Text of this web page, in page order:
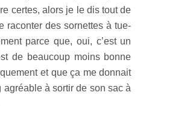
certes, alors je le dis tout de
raconter des sornettes à tue-
parce que, oui, c’est un
de beaucoup moins bonne
et que ça me donnait
agréable à sortir de son sac à